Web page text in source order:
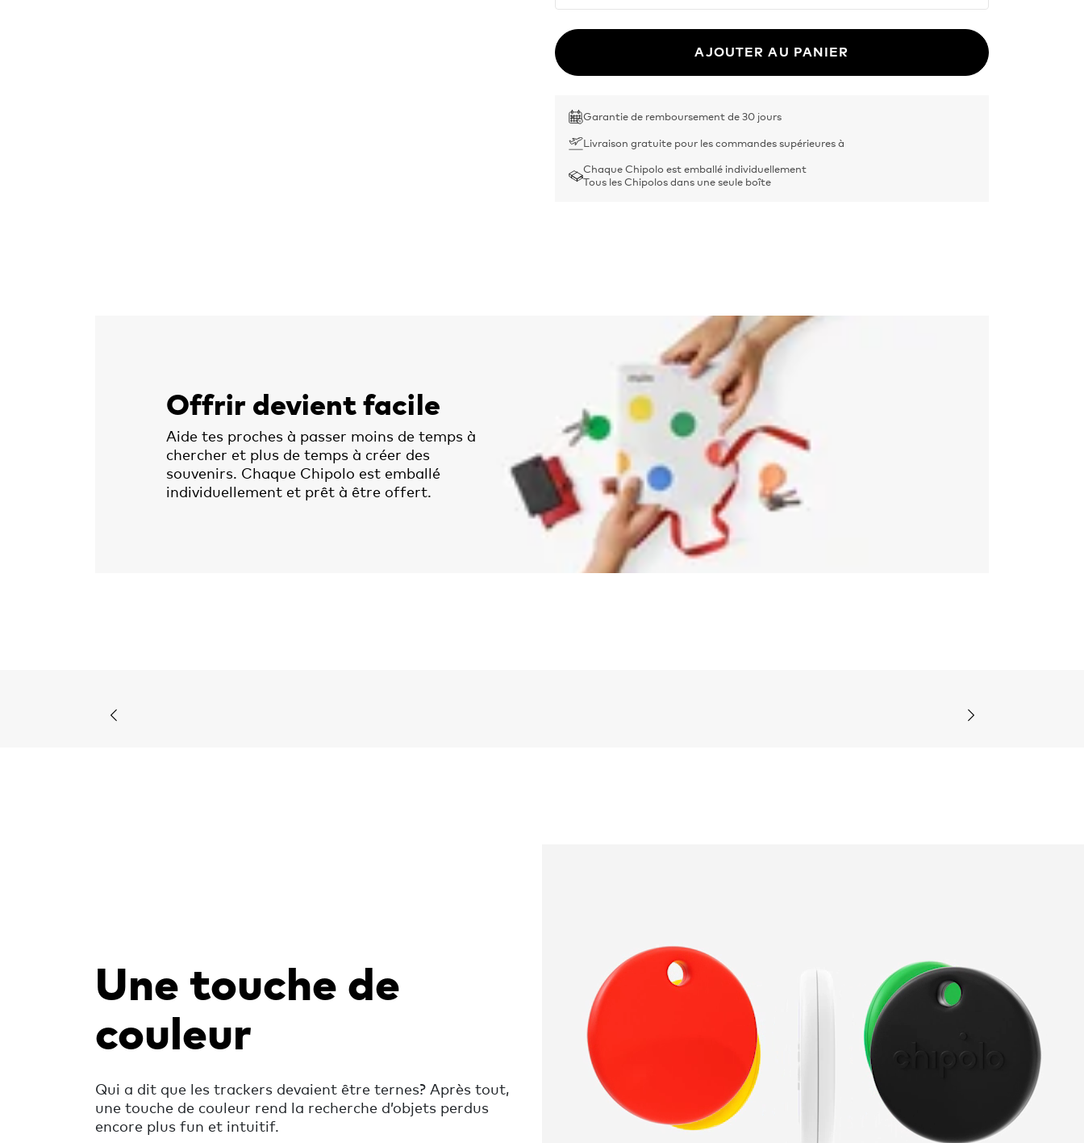
AJOUTER AU PANIER
Garantie de remboursement de 30 jours
Livraison gratuite pour les commandes supérieures à
Chaque Chipolo est emballé individuellement
Tous les Chipolos dans une seule boîte
Offrir devient facile
Aide tes proches à passer moins de temps à
chercher et plus de temps à créer des
souvenirs. Chaque Chipolo est emballé
individuellement et prêt à être offert.
Previous slide Next slide
Une touche de
couleur
Qui a dit que les trackers devaient être ternes? Après tout,
une touche de couleur rend la recherche d’objets perdus
encore plus fun et intuitif.